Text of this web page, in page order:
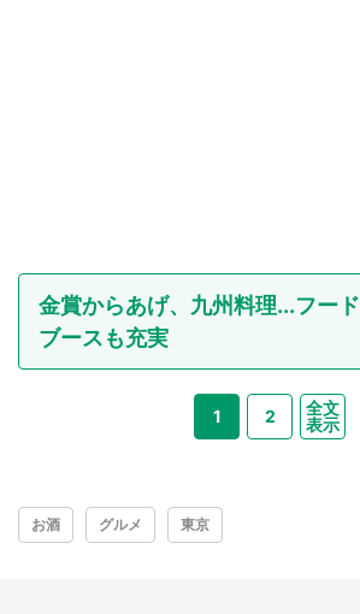
金賞からあげ、九州料理...フード
ブースも充実
1 2
全文
表示
お酒 グルメ 東京